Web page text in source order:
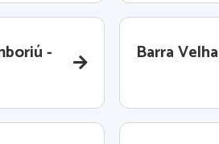
- Barra